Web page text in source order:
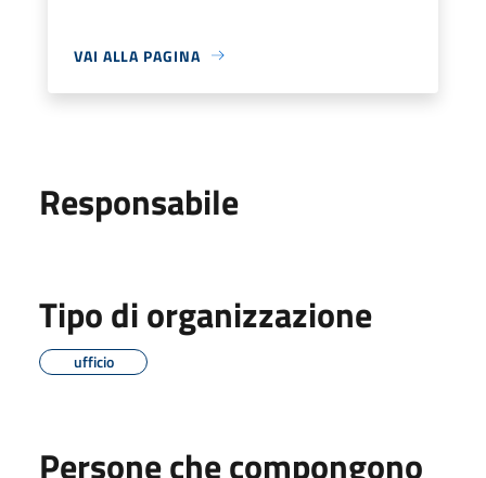
VAI ALLA PAGINA
Responsabile
Tipo di organizzazione
ufficio
Persone che compongono